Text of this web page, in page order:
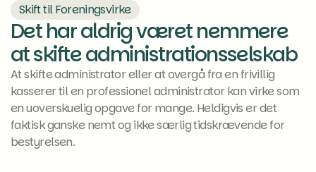
Skift til Foreningsvirke
Det har aldrig været nemmere
at skifte administrationsselskab
At skifte administrator eller at overgå fra en frivillig
kasserer til en professionel administrator kan virke som
en uoverskuelig opgave for mange. Heldigvis er det
faktisk ganske nemt og ikke særlig tidskrævende for
bestyrelsen.